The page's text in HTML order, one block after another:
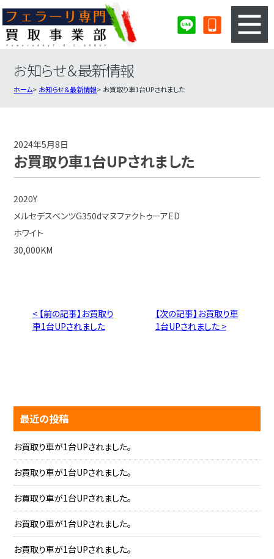
3ステップのカンタン査定
フェラーリ買取実績
お知らせ＆最新情報
ホーム お知らせ＆最新情報 お買取り車1台UPされました
2024年5月8日
お買取り車1台UPされました
2020Y
メルセデスベンツG350dマヌファクトゥーアED
ホワイト
30,000KM
< 【前の記事】お買取り
車1台UPされました
【次の記事】お買取り車
1台UPされました >
最近の投稿
お買取り車が1台UPされました。
お買取り車が1台UPされました。
お買取り車が1台UPされました。
お買取り車が1台UPされました。
お買取り車が1台UPされました。